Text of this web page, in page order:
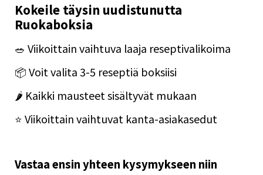
Kokeile täysin uudistunutta
Ruokaboksia
🥗 Viikoittain vaihtuva laaja reseptivalikoima
📦 Voit valita 3-5 reseptiä boksiisi
🌶️ Kaikki mausteet sisältyvät mukaan
⭐️ Viikoittain vaihtuvat kanta-asiakasedut
Vastaa ensin yhteen kysymykseen niin